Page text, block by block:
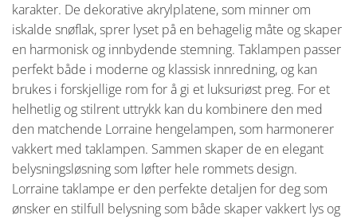
karakter. De dekorative akrylplatene, som minner om
iskalde snøflak, sprer lyset på en behagelig måte og skaper
en harmonisk og innbydende stemning. Taklampen passer
perfekt både i moderne og klassisk innredning, og kan
brukes i forskjellige rom for å gi et luksuriøst preg. For et
helhetlig og stilrent uttrykk kan du kombinere den med
den matchende Lorraine hengelampen, som harmonerer
vakkert med taklampen. Sammen skaper de en elegant
belysningsløsning som løfter hele rommets design.
Lorraine taklampe er den perfekte detaljen for deg som
ønsker en stilfull belysning som både skaper vakkert lys og